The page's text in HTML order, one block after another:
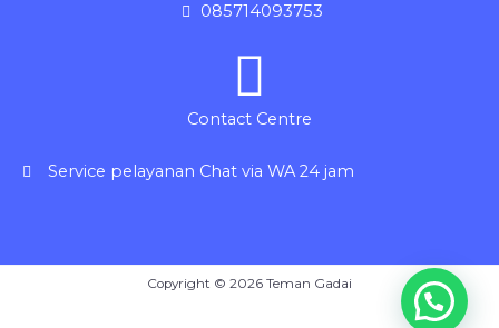
085714093753
Contact Centre
Service pelayanan Chat via WA 24 jam
Copyright © 2026 Teman Gadai